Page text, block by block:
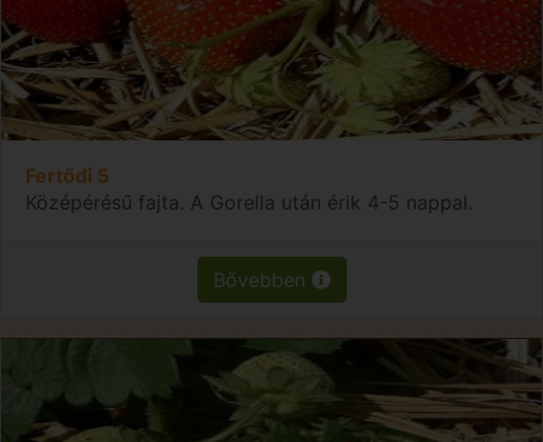
Fertődi 5
Középérésű fajta. A Gorella után érik 4-5 nappal.
Bővebben